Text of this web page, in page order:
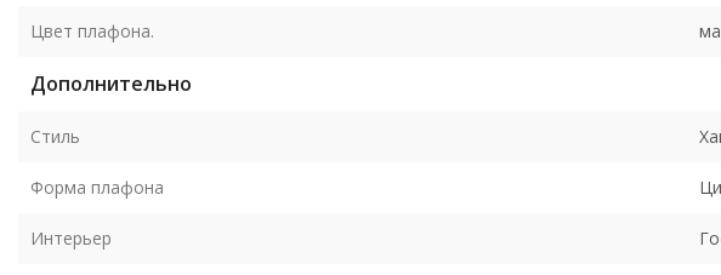
Цвет плафона.
Дополнительно
Стиль
Форма плафона
Интерьер